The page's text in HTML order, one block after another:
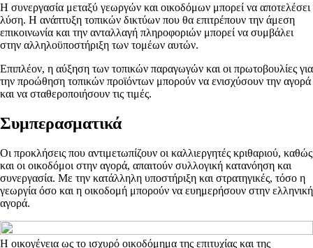
Η συνεργασία μεταξύ γεωργών και οικοδόμων μπορεί να αποτελέσει
λύση. Η ανάπτυξη τοπικών δικτύων που θα επιτρέπουν την άμεση
επικοινωνία και την ανταλλαγή πληροφοριών μπορεί να συμβάλει
στην αλληλοϋποστήριξη των τομέων αυτών.
Επιπλέον, η αύξηση των τοπικών παραγωγών και οι πρωτοβουλίες για
την προώθηση τοπικών προϊόντων μπορούν να ενισχύσουν την αγορά
και να σταθεροποιήσουν τις τιμές.
Συμπερασματικά
Οι προκλήσεις που αντιμετωπίζουν οι καλλιεργητές κριθαριού, καθώς
και οι οικοδόμοι στην αγορά, απαιτούν συλλογική κατανόηση και
συνεργασία. Με την κατάλληλη υποστήριξη και στρατηγικές, τόσο η
γεωργία όσο και η οικοδομή μπορούν να ευημερήσουν στην ελληνική
αγορά.
Η οικογένεια ως το ισχυρό οικοδόμημα της επιτυχίας και της